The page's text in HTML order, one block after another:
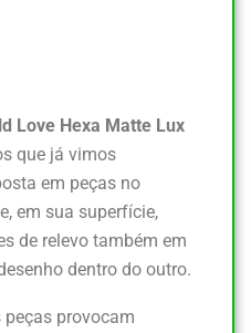
Love Hexa Matte Lux
que já vimos
em peças no
em sua superfície,
de relevo também em
dentro do outro.
peças provocam